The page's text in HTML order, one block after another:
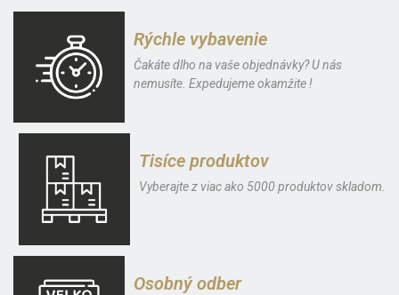
Rýchle vybavenie
Čakáte dlho na vaše objednávky? U nás
nemusíte. Expedujeme okamžite !
Tisíce produktov
Vyberajte z viac ako 5000 produktov skladom.
Osobný odber